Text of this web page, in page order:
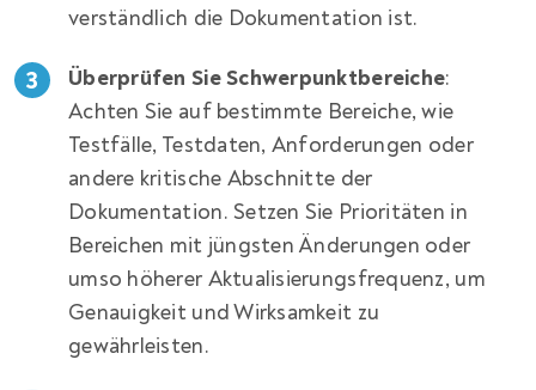
verständlich die Dokumentation ist.
Überprüfen Sie Schwerpunktbereiche:
Achten Sie auf bestimmte Bereiche, wie
Testfälle, Testdaten, Anforderungen oder
andere kritische Abschnitte der
Dokumentation. Setzen Sie Prioritäten in
Bereichen mit jüngsten Änderungen oder
umso höherer Aktualisierungsfrequenz, um
Genauigkeit und Wirksamkeit zu
gewährleisten.